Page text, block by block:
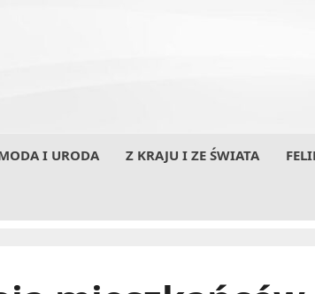
I URODA Z KRAJU I ZE ŚWIATA